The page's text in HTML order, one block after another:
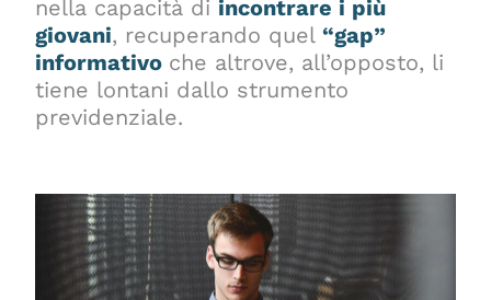
nella capacità di incontrare i più
giovani, recuperando quel“gap”
informativo che altrove, all’opposto, li
tiene lontani dallo strumento
previdenziale.